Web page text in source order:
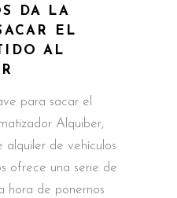
DA LA
EL
AL
para sacar el
Alquiber,
alquiler de vehículos
ofrece una serie de
hora de ponernos